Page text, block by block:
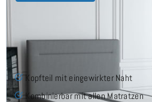
Horizon Boxspringbett
Kopfteil mit eingewirkter Naht
Kombinierbar mit allen Matratzen